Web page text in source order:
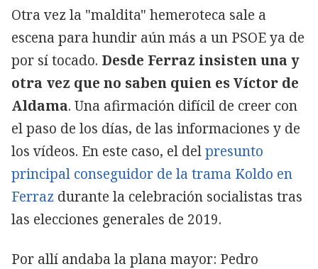
Otra vez la "maldita" hemeroteca sale a
escena para hundir aún más a un PSOE ya de
por sí tocado. Desde Ferraz insisten una y
otra vez que no saben quien es Víctor de
Aldama. Una afirmación difícil de creer con
el paso de los días, de las informaciones y de
los vídeos. En este caso, el delpresunto
principal conseguidor de la trama Koldo en
Ferraz durante la celebración socialistas tras
las elecciones generales de 2019.
Por allí andaba la plana mayor: Pedro